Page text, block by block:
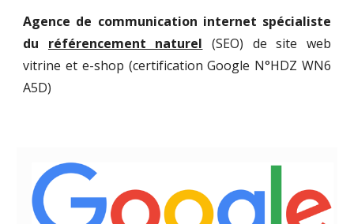
Agence de communication internet spécialiste
du référencement naturel (SEO) de site web
vitrine et e-shop (certification Google N°HDZ WN6
A5D)